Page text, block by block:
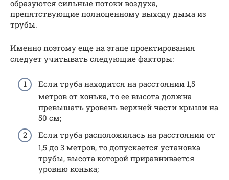
образуются сильные потоки воздуха,
препятствующие полноценному выходу дыма из
трубы.
Именно поэтому еще на этапе проектирования
следует учитывать следующие факторы:
Если труба находится на расстоянии 1,5
метров от конька, то ее высота должна
превышать уровень верхней части крыши на
50 см;
Если труба расположилась на расстоянии от
1,5 до 3 метров, то допускается установка
трубы, высота которой приравнивается
уровню конька;